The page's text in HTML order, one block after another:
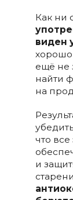
Как ни
виден
хорошо
ещё не
найти
на
что
и